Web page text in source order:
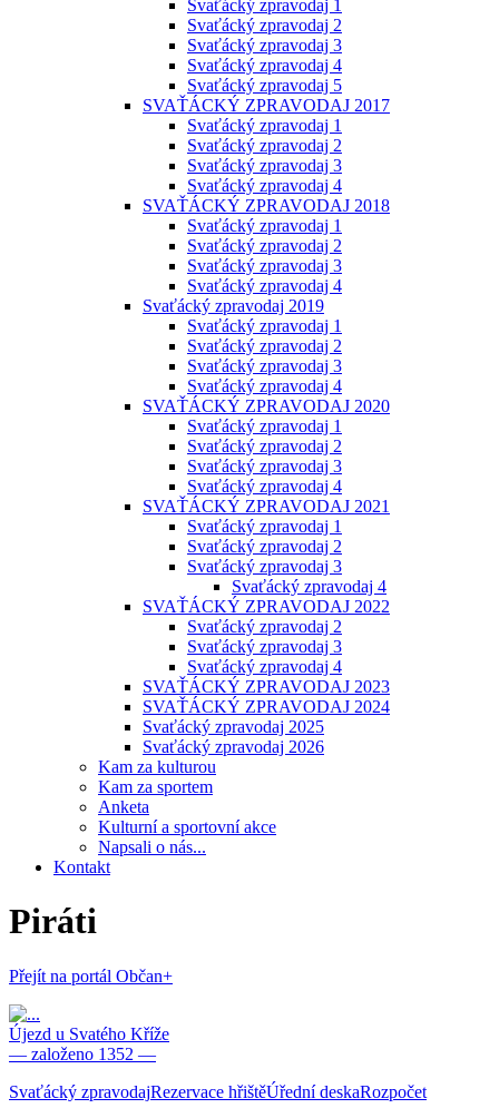
Svaťácký zpravodaj 1
Svaťácký zpravodaj 2
Svaťácký zpravodaj 3
Svaťácký zpravodaj 4
Svaťácký zpravodaj 5
SVAŤÁCKÝ ZPRAVODAJ 2017
Svaťácký zpravodaj 1
Svaťácký zpravodaj 2
Svaťácký zpravodaj 3
Svaťácký zpravodaj 4
SVAŤÁCKÝ ZPRAVODAJ 2018
Svaťácký zpravodaj 1
Svaťácký zpravodaj 2
Svaťácký zpravodaj 3
Svaťácký zpravodaj 4
Svaťácký zpravodaj 2019
Svaťácký zpravodaj 1
Svaťácký zpravodaj 2
Svaťácký zpravodaj 3
Svaťácký zpravodaj 4
SVAŤÁCKÝ ZPRAVODAJ 2020
Svaťácký zpravodaj 1
Svaťácký zpravodaj 2
Svaťácký zpravodaj 3
Svaťácký zpravodaj 4
SVAŤÁCKÝ ZPRAVODAJ 2021
Svaťácký zpravodaj 1
Svaťácký zpravodaj 2
Svaťácký zpravodaj 3
Svaťácký zpravodaj 4
SVAŤÁCKÝ ZPRAVODAJ 2022
Svaťácký zpravodaj 2
Svaťácký zpravodaj 3
Svaťácký zpravodaj 4
SVAŤÁCKÝ ZPRAVODAJ 2023
SVAŤÁCKÝ ZPRAVODAJ 2024
Svaťácký zpravodaj 2025
Svaťácký zpravodaj 2026
Kam za kulturou
Kam za sportem
Anketa
Kulturní a sportovní akce
Napsali o nás...
Kontakt
Piráti
Přejít na portál Občan+
Újezd u Svatého Kříže
— založeno 1352 —
Svaťácký zpravodajRezervace hřištěÚřední deskaRozpočet